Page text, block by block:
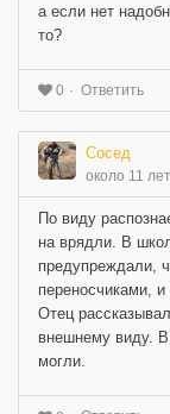
а если нет
то?
0 Ответить
Сосед
около 11
По виду
на врядли. В
предупреждали,
переносчиками, и
Отец
внешнему виду.
могли.